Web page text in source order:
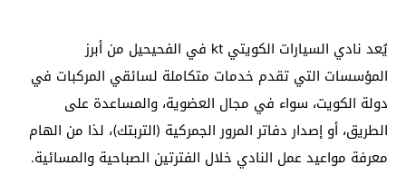
يُعد نادي السيارات الكويتي kt في الفحيحيل من أبرز
المؤسسات التي تقدم خدمات متكاملة لسائقي المركبات في
دولة الكويت، سواء في مجال العضوية، والمساعدة على
الطريق، أو إصدار دفاتر المرور الجمركية (التربتك)، لذا من الهام
معرفة مواعيد عمل النادي خلال الفترتين الصباحية والمسائية.